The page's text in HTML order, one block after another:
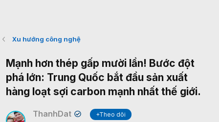
Xu hướng công nghệ
Mạnh hơn thép gấp mười lần! Bước đột
phá lớn: Trung Quốc bắt đầu sản xuất
hàng loạt sợi carbon mạnh nhất thế giới.
ThanhDat ✔
+Theo dõi